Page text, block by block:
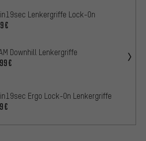
Lenkergriffe Lock-On
Downhill Lenkergriffe
Ergo Lock-On Lenkergriffe